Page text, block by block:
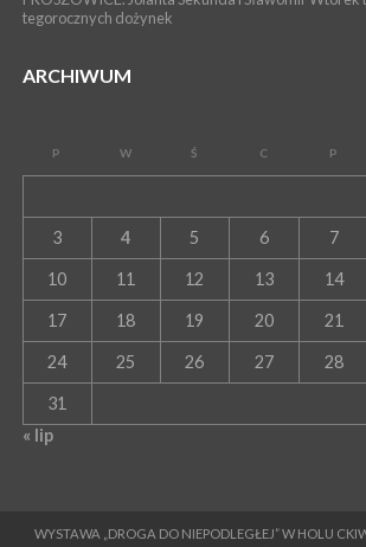
tegorocznych dożynek
ARCHIWUM
P W Ś C P
3 4 5 6 7
10 11 12 13 14
17 18 19 20 21
24 25 26 27 28
31
« lip
WYSTAWA „DROGA DO NIEPODLEGŁEJ” W HOLU